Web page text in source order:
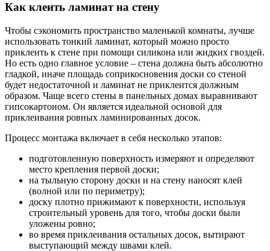
Как клеить ламинат на стену
Чтобы сэкономить пространство маленькой комнаты, лучше
использовать тонкий ламинат, который можно просто
приклеить к стене при помощи силикона или жидких гвоздей.
Но есть одно главное условие – стена должна быть абсолютно
гладкой, иначе площадь соприкосновения доски со стеной
будет недостаточной и ламинат не приклеится должным
образом. Чаще всего стены в панельных домах выравнивают
гипсокартоном. Он является идеальной основой для
приклеивания ровных ламинированных досок.
Процесс монтажа включает в себя несколько этапов:
подготовленную поверхность измеряют и определяют
место крепления первой доски;
на тыльную сторону доски и на стену наносят клей
(волной или по периметру);
доску плотно прижимают к поверхности, используя
строительный уровень для того, чтобы доски были
уложены ровно;
во время приклеивания остальных досок, вытирают
выступающий между швами клей.